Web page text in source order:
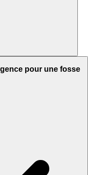
pour une fosse